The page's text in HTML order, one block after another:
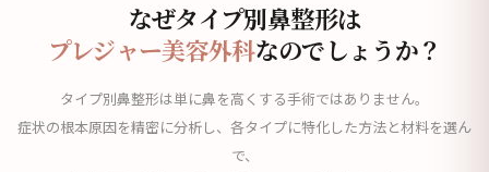
なぜタイプ別鼻整形は
プレジャー美容外科なのでしょうか？
タイプ別鼻整形は単に鼻を高くする手術ではありません。
症状の根本原因を精密に分析し、各タイプに特化した方法と材料を選ん
で、